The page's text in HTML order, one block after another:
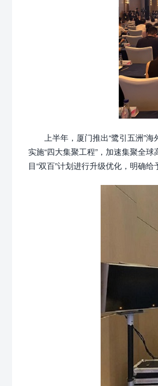
上半年，厦门推出“鹭引五洲”
实施“四大集聚工程”，加速集聚全
目“双百”计划进行升级优化，明确